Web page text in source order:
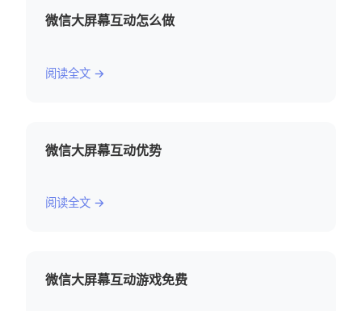
微信大屏幕互动怎么做
阅读全文 →
微信大屏幕互动优势
阅读全文 →
微信大屏幕互动游戏免费